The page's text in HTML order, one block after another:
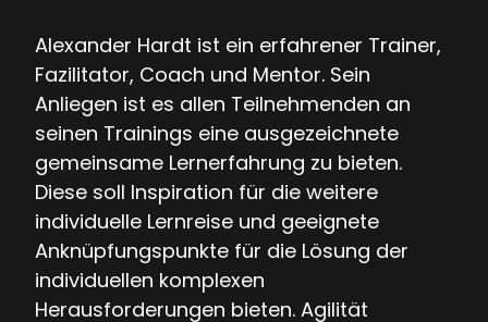
Alexander Hardt ist ein erfahrener Trainer,
Fazilitator, Coach und Mentor. Sein
Anliegen ist es allen Teilnehmenden an
seinen Trainings eine ausgezeichnete
gemeinsame Lernerfahrung zu bieten.
Diese soll Inspiration für die weitere
individuelle Lernreise und geeignete
Anknüpfungspunkte für die Lösung der
individuellen komplexen
Herausforderungen bieten. Agilität